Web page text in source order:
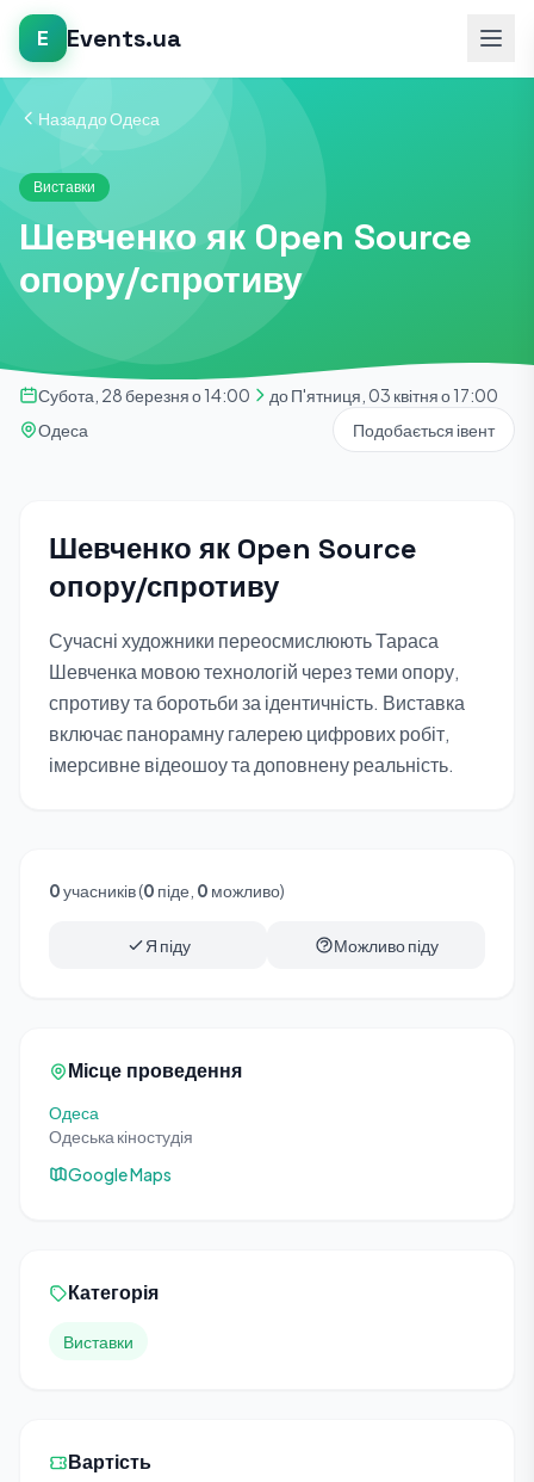
E Events.ua
Назад до Одеса
Виставки
Шевченко як Open Source
опору/спротиву
Субота, 28 березня о 14:00
до П'ятниця, 03 квітня о 17:00
Одеса
Подобається івент
Шевченко як Open Source
опору/спротиву
Сучасні художники переосмислюють Тараса
Шевченка мовою технологій через теми опору,
спротиву та боротьби за ідентичність. Виставка
включає панорамну галерею цифрових робіт,
імерсивне відеошоу та доповнену реальність.
0учасників (0 піде, 0 можливо)
Я піду Можливо піду
Місце проведення
Одеса
Одеська кіностудія
Google Maps
Категорія
Виставки
Вартість